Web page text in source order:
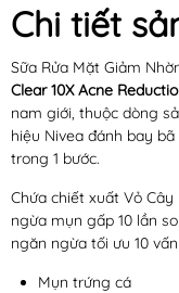
Chi tiết
Sữa Rửa Mặt Giảm
Clear 10X Acne
nam giới, thuộc dòng
hiệu Nivea đánh bay
trong 1 bước.
Chứa chiết xuất Vỏ
ngừa mụn gấp 10 lần
ngăn ngừa tối ưu 10
Mụn trứng cá